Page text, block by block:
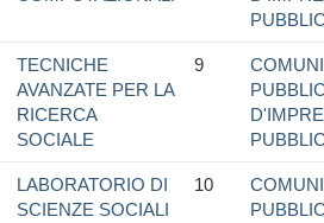
TECNICHE
AVANZATE PER LA
RICERCA
SOCIALE
9
LABORATORIO DI
SCIENZE SOCIALI
10